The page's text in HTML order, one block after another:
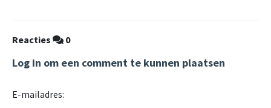
Reacties 0
Log in om een comment te kunnen plaatsen
E-mailadres: